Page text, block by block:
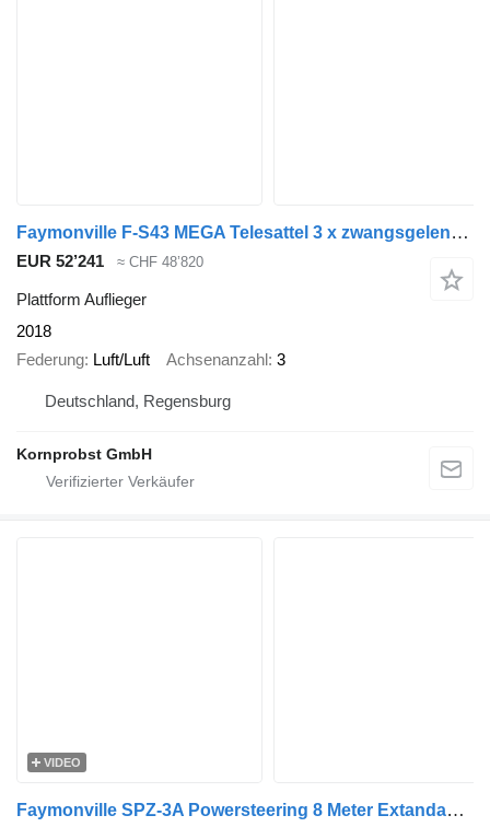
Faymonville F-S43 MEGA Telesattel 3 x zwangsgelenkt Nr.: 354
EUR 52’241 ≈ CHF 48’820
Plattform Auflieger
2018
Federung Luft/Luft Achsenanzahl 3
Deutschland, Regensburg
Kornprobst GmbH
VIDEO
Faymonville SPZ-3A Powersteering 8 Meter Extandable!